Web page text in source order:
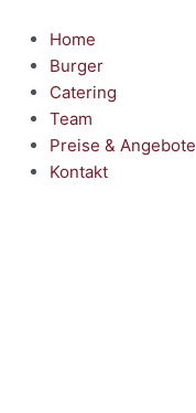
Inhalt
springen
Home
Burger
Catering
Team
Preise & Angebote
Kontakt